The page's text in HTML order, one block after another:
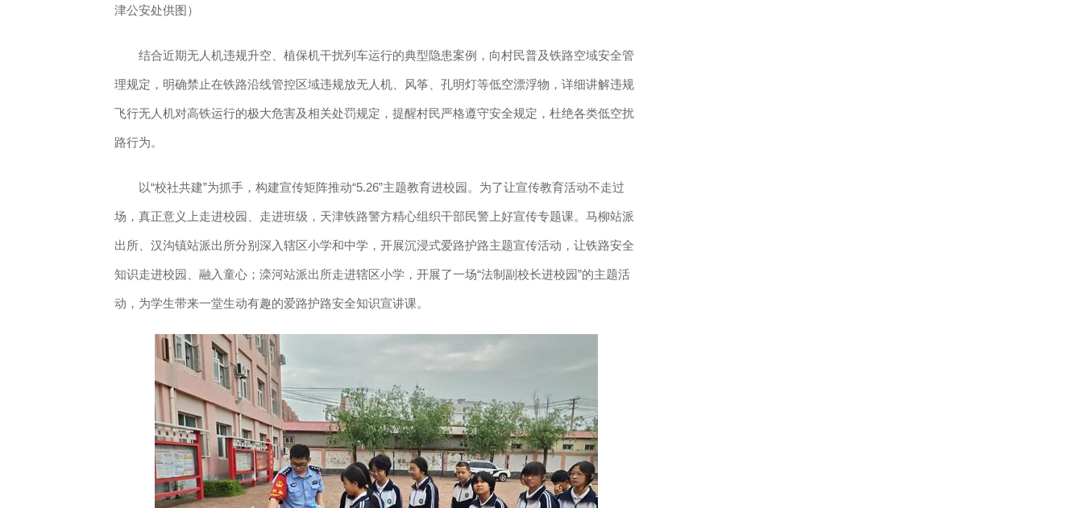
津公安处供图）
结合近期无人机违规升空、植保机干扰列车运行的典型隐患案例，向村民普及铁路空域安全管
理规定，明确禁止在铁路沿线管控区域违规放无人机、风筝、孔明灯等低空漂浮物，详细讲解违规
飞行无人机对高铁运行的极大危害及相关处罚规定，提醒村民严格遵守安全规定，杜绝各类低空扰
路行为。
以“校社共建”为抓手，构建宣传矩阵推动“5.26”主题教育进校园。为了让宣传教育活动不走过
场，真正意义上走进校园、走进班级，天津铁路警方精心组织干部民警上好宣传专题课。马柳站派
出所、汉沟镇站派出所分别深入辖区小学和中学，开展沉浸式爱路护路主题宣传活动，让铁路安全
知识走进校园、融入童心；滦河站派出所走进辖区小学，开展了一场“法制副校长进校园”的主题活
动，为学生带来一堂生动有趣的爱路护路安全知识宣讲课。